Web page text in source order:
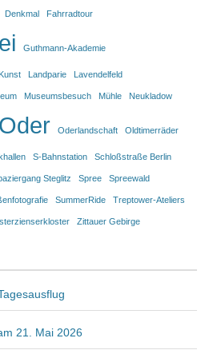
Denkmal Fahrradtour
Guthmann-Akademie
Kunst Landparie Lavendelfeld
Museumsbesuch Mühle Neukladow
Oder Oderlandschaft Oldtimerräder
S-Bahnstation Schloßstraße Berlin
Steglitz Spree Spreewald
SummerRide Treptower-Ateliers
Zittauer Gebirge
21. Mai 2026